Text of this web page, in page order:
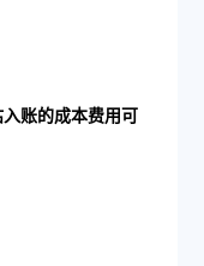
账的成本费用可